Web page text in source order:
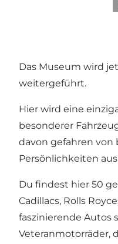
Das Museum wird
weitergeführt.
Hier wird eine
besonderer
davon gefahren von
Persönlichkeiten
Du findest hier 50
Cadillacs, Rolls
faszinierende Autos
Veteranmotorräder,